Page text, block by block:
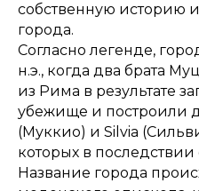
собственную историю
города.
Согласно легенде,
н.э., когда два брата
из Рима в результате
убежище и построили
(Муккио) и Silvia
которых в
Название города